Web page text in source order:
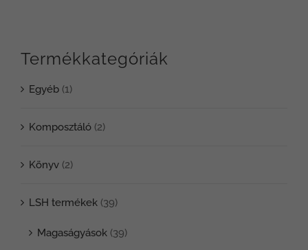
Termékkategóriák
Egyéb (1)
Komposztáló (2)
Könyv (2)
LSH termékek (39)
Magaságyások (39)